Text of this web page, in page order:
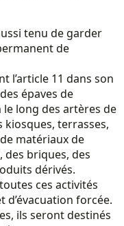
tenu de garder
de
l’article 11 dans son
épaves de
le long des artères de
kiosques, terrasses,
matériaux de
briques, des
dérivés.
ces activités
d’évacuation forcée.
ils seront destinés